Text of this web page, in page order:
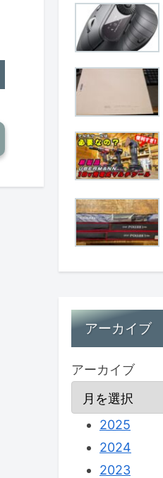
アーカイブ
アーカイブ
2025
2024
2023